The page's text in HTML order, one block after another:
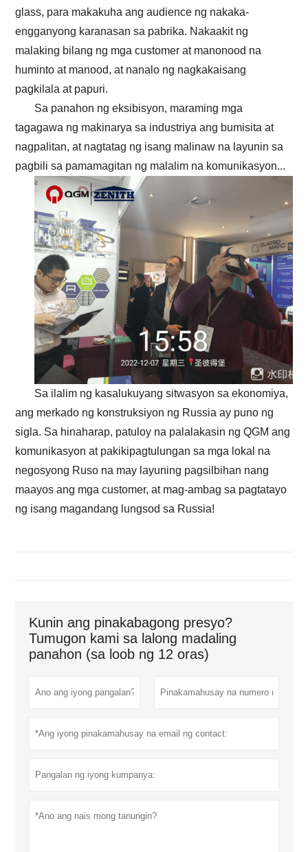
glass, para makakuha ang audience ng nakaka-
engganyong karanasan sa pabrika. Nakaakit ng
malaking bilang ng mga customer at manonood na
huminto at manood, at nanalo ng nagkakaisang
pagkilala at papuri.
Sa panahon ng eksibisyon, maraming mga
tagagawa ng makinarya sa industriya ang bumisita at
nagpalitan, at nagtatag ng isang malinaw na layunin sa
pagbili sa pamamagitan ng malalim na komunikasyon...
Sa ilalim ng kasalukuyang sitwasyon sa ekonomiya,
ang merkado ng konstruksiyon ng Russia ay puno ng
sigla. Sa hinaharap, patuloy na palalakasin ng QGM ang
komunikasyon at pakikipagtulungan sa mga lokal na
negosyong Ruso na may layuning pagsilbihan nang
maayos ang mga customer, at mag-ambag sa pagtatayo
ng isang magandang lungsod sa Russia!
Kunin ang pinakabagong presyo?
Tumugon kami sa lalong madaling
panahon (sa loob ng 12 oras)